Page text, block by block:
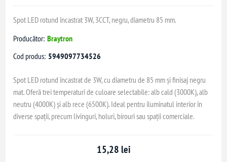
Spot LED rotund încastrat 3W, 3CCT, negru, diametru 85 mm.
Producător: Braytron
Cod produs: 5949097734526
Spot LED rotund încastrat de 3W, cu diametru de 85 mm și finisaj negru
mat. Oferă trei temperaturi de culoare selectabile: alb cald (3000K), alb
neutru (4000K) și alb rece (6500K). Ideal pentru iluminatul interior în
diverse spații, precum livinguri, holuri, birouri sau spații comerciale.
15,28 lei